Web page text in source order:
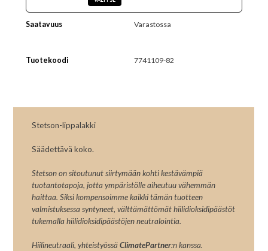
Saatavuus Varastossa
Tuotekoodi 7741109-82
Stetson-lippalakki
Säädettävä koko.
Stetson on sitoutunut siirtymään kohti kestävämpiä
tuotantotapoja, jotta ympäristölle aiheutuu vähemmän
haittaa. Siksi kompensoimme kaikki tämän tuotteen
valmistuksessa syntyneet, välttämättömät hiilidioksidipäästöt
tukemalla hiilidioksidipäästöjen neutralointia.
Hiilineutraali, yhteistyössäClimatePartner:n kanssa.